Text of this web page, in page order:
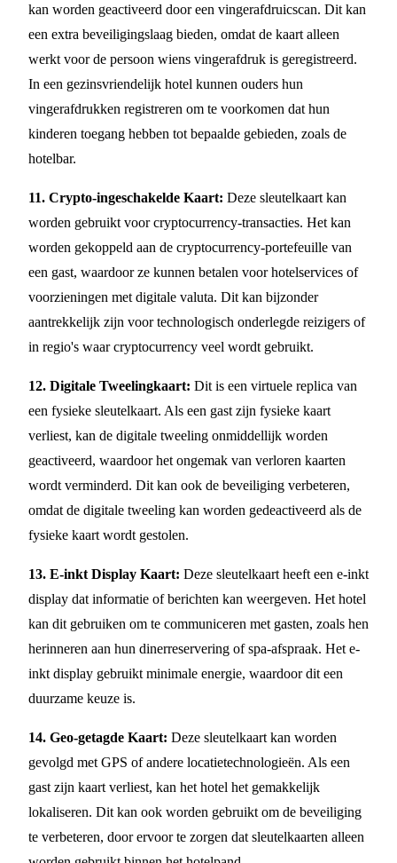
kan worden geactiveerd door een vingerafdruicscan. Dit kan
een extra beveiligingslaag bieden, omdat de kaart alleen
werkt voor de persoon wiens vingerafdruk is geregistreerd.
In een gezinsvriendelijk hotel kunnen ouders hun
vingerafdrukken registreren om te voorkomen dat hun
kinderen toegang hebben tot bepaalde gebieden, zoals de
hotelbar.
11. Crypto-ingeschakelde Kaart: Deze sleutelkaart kan
worden gebruikt voor cryptocurrency-transacties. Het kan
worden gekoppeld aan de cryptocurrency-portefeuille van
een gast, waardoor ze kunnen betalen voor hotelservices of
voorzieningen met digitale valuta. Dit kan bijzonder
aantrekkelijk zijn voor technologisch onderlegde reizigers of
in regio's waar cryptocurrency veel wordt gebruikt.
12. Digitale Tweelingkaart: Dit is een virtuele replica van
een fysieke sleutelkaart. Als een gast zijn fysieke kaart
verliest, kan de digitale tweeling onmiddellijk worden
geactiveerd, waardoor het ongemak van verloren kaarten
wordt verminderd. Dit kan ook de beveiliging verbeteren,
omdat de digitale tweeling kan worden gedeactiveerd als de
fysieke kaart wordt gestolen.
13. E-inkt Display Kaart: Deze sleutelkaart heeft een e-inkt
display dat informatie of berichten kan weergeven. Het hotel
kan dit gebruiken om te communiceren met gasten, zoals hen
herinneren aan hun dinerreservering of spa-afspraak. Het e-
inkt display gebruikt minimale energie, waardoor dit een
duurzame keuze is.
14. Geo-getagde Kaart: Deze sleutelkaart kan worden
gevolgd met GPS of andere locatietechnologieën. Als een
gast zijn kaart verliest, kan het hotel het gemakkelijk
lokaliseren. Dit kan ook worden gebruikt om de beveiliging
te verbeteren, door ervoor te zorgen dat sleutelkaarten alleen